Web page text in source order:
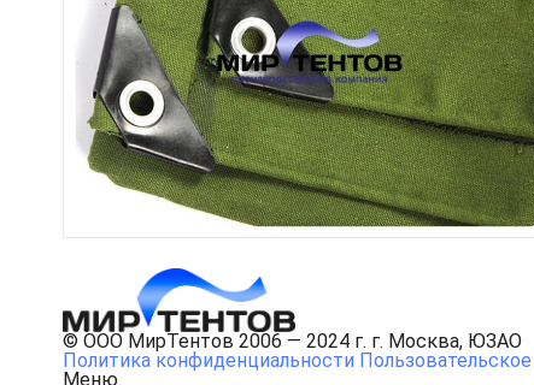
© ООО МирТентов 2006 — 2024 г. г. Москва, ЮЗАО
Политика конфиденциальности
Меню